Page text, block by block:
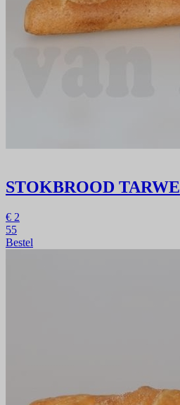
STOKBROOD TARWE
€ 2
55
Bestel